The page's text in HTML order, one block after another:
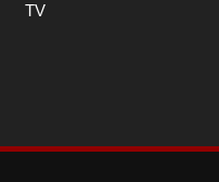
TV